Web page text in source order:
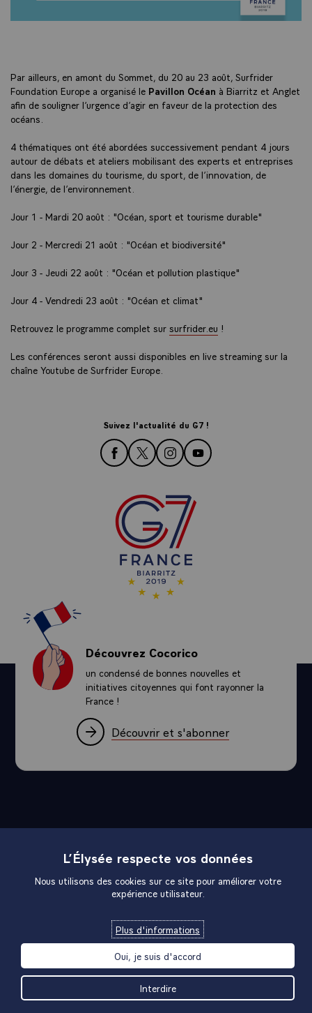
Par ailleurs, en amont du Sommet, du 20 au 23 août, Surfrider
Foundation Europe a organisé le Pavillon Océan à Biarritz et Anglet
afin de souligner l’urgence d’agir en faveur de la protection des
océans.
4 thématiques ont été abordées successivement pendant 4 jours
autour de débats et ateliers mobilisant des experts et entreprises
dans les domaines du tourisme, du sport, de l’innovation, de
l’énergie, de l’environnement.
Jour 1 - Mardi 20 août : "Océan, sport et tourisme durable"
Jour 2 - Mercredi 21 août : "Océan et biodiversité"
Jour 3 - Jeudi 22 août : "Océan et pollution plastique"
Jour 4 - Vendredi 23 août : "Océan et climat"
Retrouvez le programme complet sur surfrider.eu !
Les conférences seront aussi disponibles en live streaming sur la
chaîne Youtube de Surfrider Europe.
Suivez l'actualité du G7 !
rejoignez-nous sur Facebook
rejoignez-nous sur Twitter
rejoignez-nous sur
rejoignez-nous sur
Découvrez Cocorico
un condensé de bonnes nouvelles et
initiatives citoyennes qui font rayonner la
France !
Découvrir et s'abonner
Liens institutionnels
L’Élysée respecte vos données
Nous utilisons des cookies sur ce site pour améliorer votre
expérience utilisateur.
Plus d'informations
Oui, je suis d'accord
Interdire